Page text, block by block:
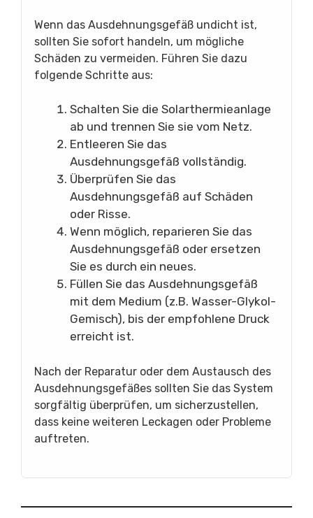
Wenn das Ausdehnungsgefäß undicht ist,
sollten Sie sofort handeln, um mögliche
Schäden zu vermeiden. Führen Sie dazu
folgende Schritte aus:
Schalten Sie die Solarthermieanlage
ab und trennen Sie sie vom Netz.
Entleeren Sie das
Ausdehnungsgefäß vollständig.
Überprüfen Sie das
Ausdehnungsgefäß auf Schäden
oder Risse.
Wenn möglich, reparieren Sie das
Ausdehnungsgefäß oder ersetzen
Sie es durch ein neues.
Füllen Sie das Ausdehnungsgefäß
mit dem Medium (z.B. Wasser-Glykol-
Gemisch), bis der empfohlene Druck
erreicht ist.
Nach der Reparatur oder dem Austausch des
Ausdehnungsgefäßes sollten Sie das System
sorgfältig überprüfen, um sicherzustellen,
dass keine weiteren Leckagen oder Probleme
auftreten.